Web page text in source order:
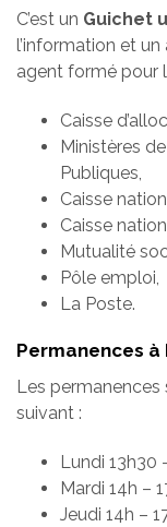
C’est un Guichet
l’information et
agent formé pour
Caisse
Ministères
Publiques,
Caisse
Caisse
Mutualité
Pôle emploi,
La Poste.
Permanences à
Les permanences
suivant :
Lundi 13h30
Mardi 14h –
Jeudi 14h –